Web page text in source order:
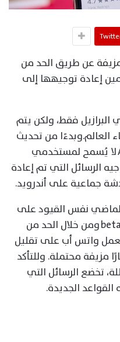
عن طريق الحد من
إعادة توجيهها إلى
البرازيل فقط، ولكن يتم
العالم.وبدءًا من تحديث
واتس أب لـ Android beta 2.22.7.2 لا يُسمح لمستخدمي
الرسائل التي تم إعادة
جماعية على أندرويد.
نفس القيود على
إصدار iOS من واتس أب beta 22.7.0.76 ومن خلال الحد من
واتس أب على تقليل
مزيفة محتملة. وللتأكد
تخضع الرسائل التي
الجديدة.